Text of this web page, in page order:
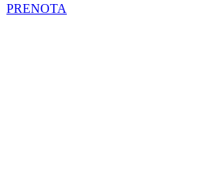
PRENOTA